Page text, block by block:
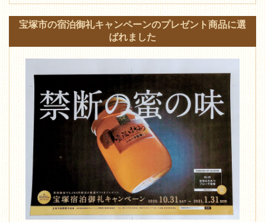
宝塚市の宿泊御礼キャンペーンのプレゼント商品に選
ばれました